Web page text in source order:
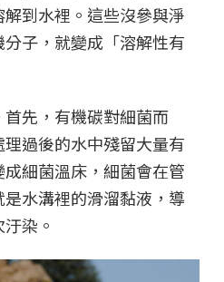
到水裡。這些沒參與淨
子，就變成「溶解性有
先，有機碳對細菌而
過後的水中殘留大量有
細菌溫床，細菌會在管
水溝裡的滑溜黏液，導
染。